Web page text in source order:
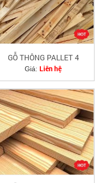
GỖ THÔNG PALLET 4
Giá: Liên hệ